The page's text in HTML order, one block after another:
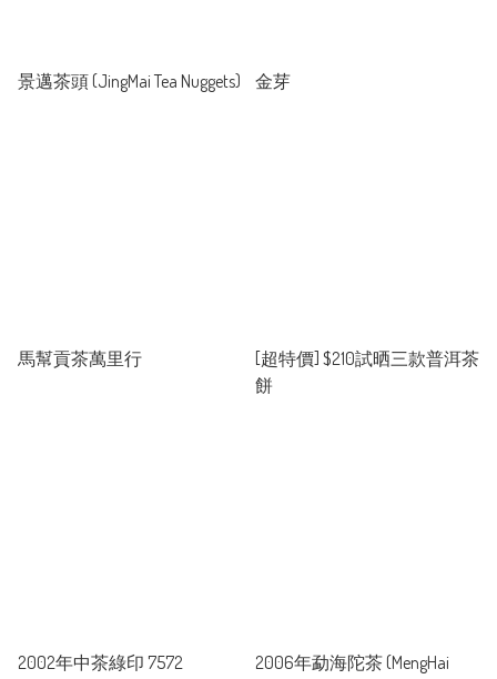
景邁茶頭 (JingMai Tea Nuggets) 金芽
馬幫貢茶萬里行
[超特價] $210試晒三款普洱茶
餅
2002年中茶綠印 7572
2006年勐海陀茶 (MengHai